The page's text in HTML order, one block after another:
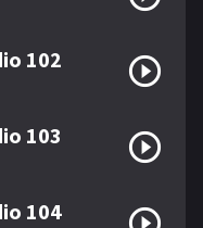
102
103
104